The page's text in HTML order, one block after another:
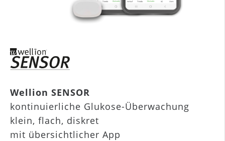
Wellion SENSOR
kontinuierliche Glukose-Überwachung
klein, flach, diskret
mit übersichtlicher App